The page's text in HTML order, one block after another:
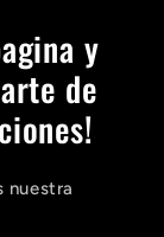
y
de
nuestra